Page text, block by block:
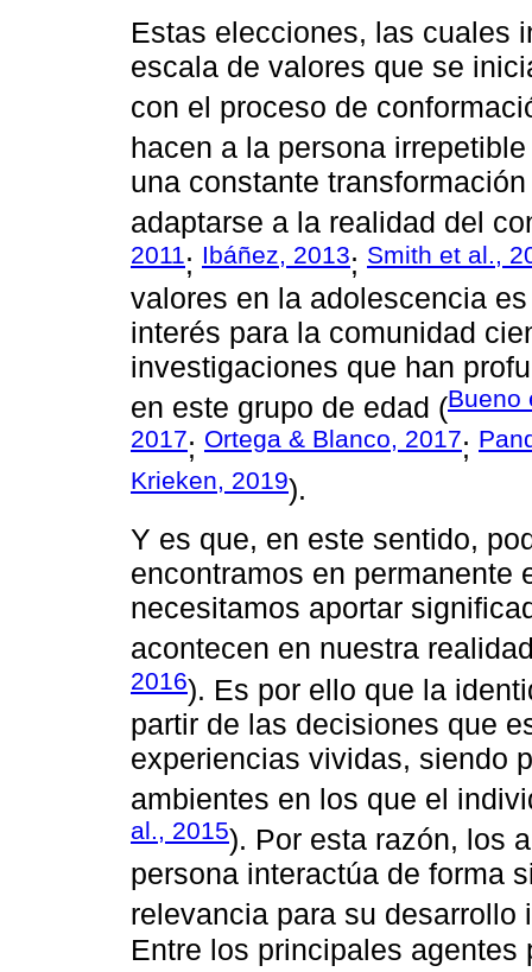
Estas elecciones, las cuales
escala de valores que se
con el proceso de
hacen a la persona
una constante
adaptarse a la realidad del
2011; Ibáñez, 2013; Smith et al.,
valores en la adolescencia
interés para la comunidad
investigaciones que han
en este grupo de edad (Bueno
2017; Ortega & Blanco, 2017;
Krieken, 2019).
Y es que, en este sentido,
encontramos en permanente
necesitamos aportar
acontecen en nuestra
2016). Es por ello que la
partir de las decisiones que
experiencias vividas, siendo
ambientes en los que el
al., 2015). Por esta razón, los
persona interactúa de forma
relevancia para su desarrollo
Entre los principales